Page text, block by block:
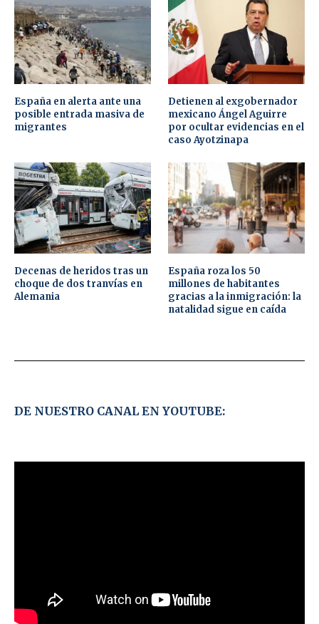
España en alerta ante una
posible entrada masiva de
migrantes
Detienen al exgobernador
mexicano Ángel Aguirre
por ocultar evidencias en el
caso Ayotzinapa
Decenas de heridos tras un
choque de dos tranvías en
Alemania
España roza los 50
millones de habitantes
gracias a la inmigración: la
natalidad sigue en caída
DE NUESTRO CANAL EN YOUTUBE: